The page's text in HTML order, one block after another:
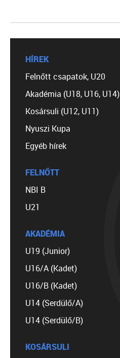
HÍREK
Felnőtt csapatok, U20
Akadémia (U18, U16, U14)
Kosársuli (U12, U11)
Nyuszi Kupa
Egyéb hírek
FELNŐTT
NBI B
U21
AKADÉMIA
U19 (Junior)
U16/A (Kadet)
U16/B (Kadet)
U14 (Serdülő/A)
U14 (Serdülő/B)
KOSÁRSULI